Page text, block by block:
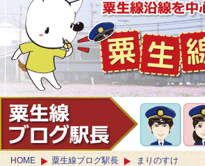
HOME 粟生線ブログ駅長 まりのすけ